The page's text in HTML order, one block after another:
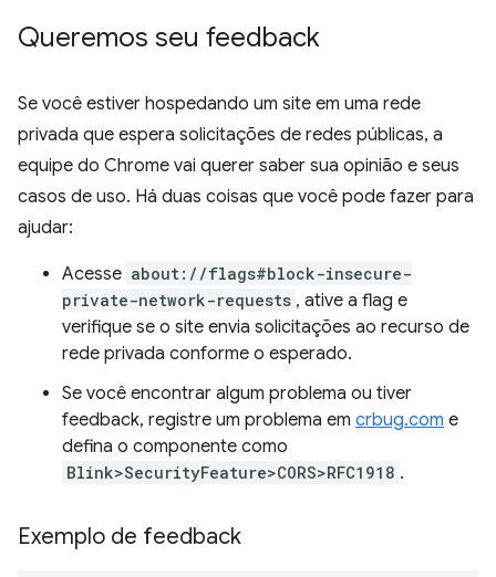
Queremos seu feedback
Se você estiver hospedando um site em uma rede
privada que espera solicitações de redes públicas, a
equipe do Chrome vai querer saber sua opinião e seus
casos de uso. Há duas coisas que você pode fazer para
ajudar:
Acesse about://flags#block-insecure-
private-network-requests , ative a flag e
verifique se o site envia solicitações ao recurso de
rede privada conforme o esperado.
Se você encontrar algum problema ou tiver
feedback, registre um problema em crbug.com e
defina o componente como
Blink>SecurityFeature>CORS>RFC1918 .
Exemplo de feedback